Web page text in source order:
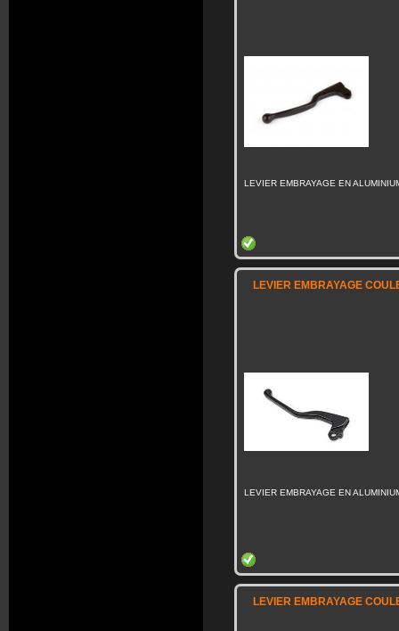
LEVIER EMBRAYAGE EN
LEVIER EMBRAYAGE
LEVIER EMBRAYAGE EN
LEVIER EMBRAYAGE